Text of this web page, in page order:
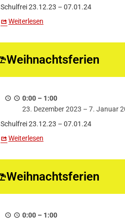
Schulfrei 23.12.23 – 07.01.24
Weiterlesen
Weihnachtsferien
0:00 – 1:00
23. Dezember 2023 – 7. Januar
Schulfrei 23.12.23 – 07.01.24
Weiterlesen
Weihnachtsferien
0:00 – 1:00